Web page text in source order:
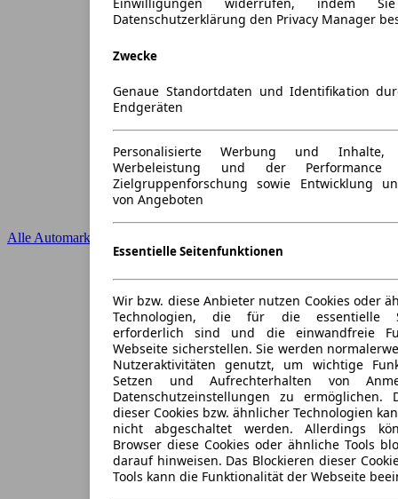
Einwilligungen widerrufen, indem
Datenschutzerklärung den Privacy Manager
Zwecke
Genaue Standortdaten und Identifikation
Endgeräten
Personalisierte Werbung und Inhalte,
Werbeleistung und der
Zielgruppenforschung sowie Entwicklung
von Angeboten
Essentielle Seitenfunktionen
Wir bzw. diese Anbieter nutzen Cookies oder
Technologien, die für die essentielle
erforderlich sind und die einwandfreie
Webseite sicherstellen. Sie werden
Nutzeraktivitäten genutzt, um wichtige
Setzen und Aufrechterhalten von
Datenschutzeinstellungen zu ermöglichen.
dieser Cookies bzw. ähnlicher Technologien
nicht abgeschaltet werden. Allerdings
Browser diese Cookies oder ähnliche Tools
darauf hinweisen. Das Blockieren dieser
Tools kann die Funktionalität der Webseite
Alle Automarken